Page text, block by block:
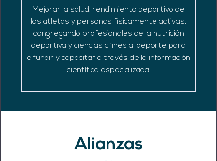
Mejorar la salud, rendimiento deportivo de
los atletas y personas físicamente activas,
congregando profesionales de la nutrición
deportiva y ciencias afines al deporte para
difundir y capacitar a través de la información
científica especializada.
Alianzas